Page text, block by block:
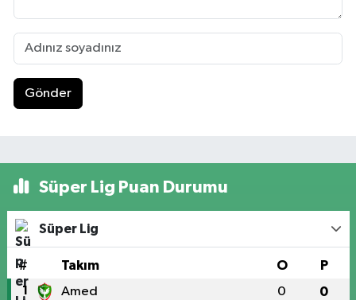
Gönder
Süper Lig Puan Durumu
Süper Lig
# Takım O P
1 Amed 0 0